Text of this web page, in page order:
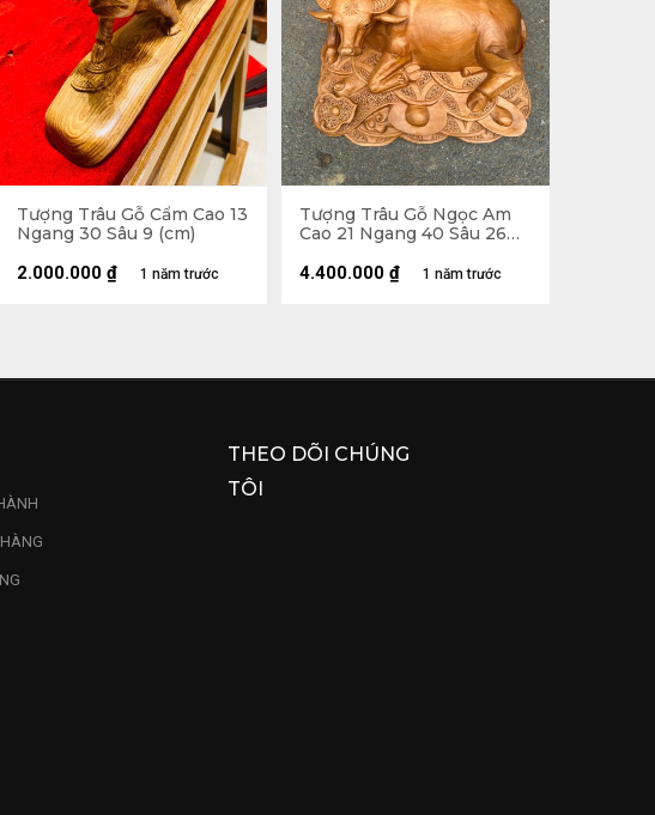
Tượng Trâu Gỗ Cẩm Cao 13
Ngang 30 Sâu 9 (cm)
1 năm trước
2.000.000 ₫
Tượng Trâu Gỗ Ngọc Am
Cao 21 Ngang 40 Sâu 26
1 năm trước
4.400.000 ₫
THEO DÕI CHÚNG
TÔI